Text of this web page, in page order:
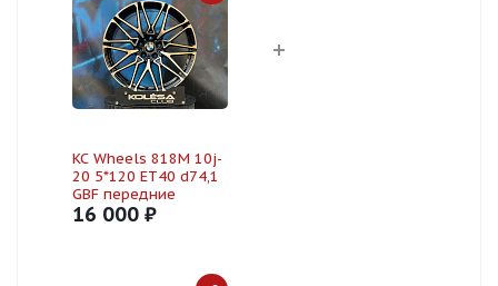
KC Wheels 818M 10j-
20 5*120 ET40 d74,1
GBF передние
16 000 ₽